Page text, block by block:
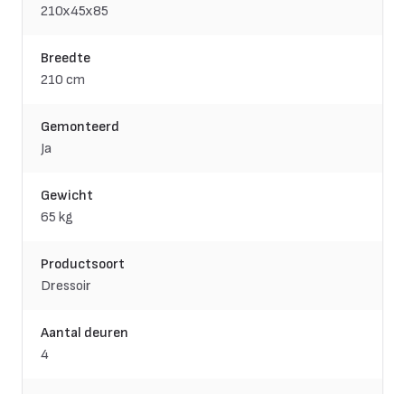
210x45x85
Breedte
210 cm
Gemonteerd
Ja
Gewicht
65 kg
Productsoort
Dressoir
Aantal deuren
4